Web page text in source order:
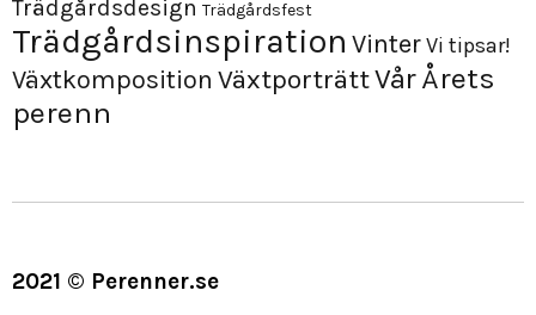
Trädgårdsdesign Trädgårdsfest
Trädgårdsinspiration VinterVi tipsar!
Växtkomposition VäxtporträttVårÅrets
perenn
2021 © Perenner.se